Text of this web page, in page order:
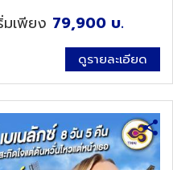
มเพียง 79,900 บ.
ดูรายละเอียด